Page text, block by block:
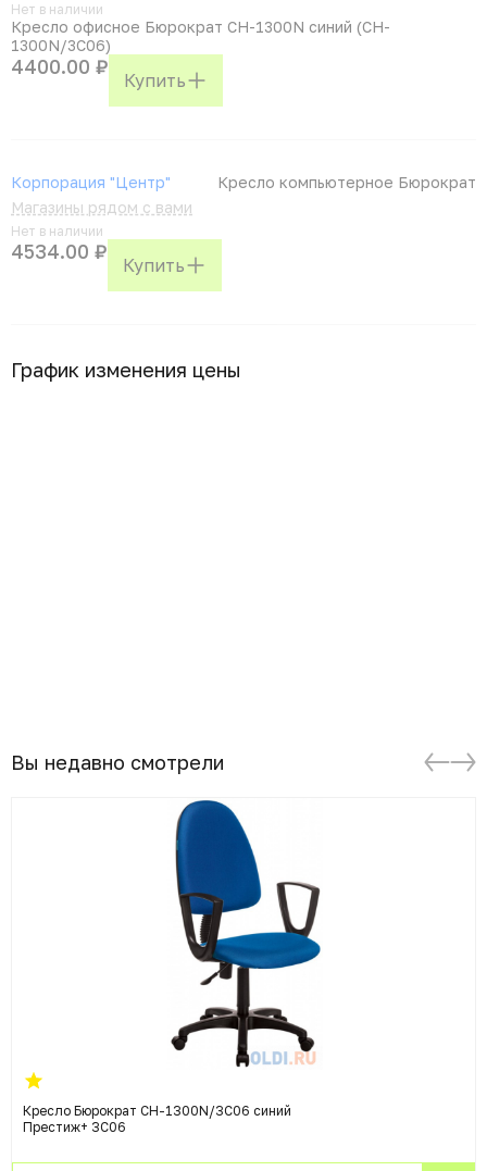
Нет в наличии
Кресло офисное Бюрократ CH-1300N синий (CH-
1300N/3C06)
4400.00 ₽
Купить
Корпорация "Центр"
Магазины рядом с вами
Нет в наличии
Кресло компьютерное Бюрократ
4534.00 ₽
Купить
График изменения цены
Вы недавно смотрели
Кресло Бюрократ CH-1300N/3C06 синий
Престиж+ 3C06